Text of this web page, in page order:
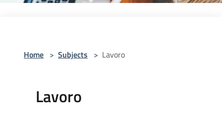
Home > Subjects > Lavoro
Lavoro